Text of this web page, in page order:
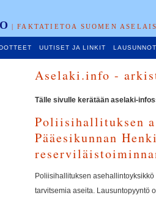
| FAKTATIETOA SUOMEN
UUTISET JA LINKIT LAUSUNNOT
Aselaki.info -
Tälle sivulle kerätään aselaki-
Poliisihallituksen
Pääesikunnan
Poliisihallituksen
tarvitsemia aseita. Lausuntopyyntö